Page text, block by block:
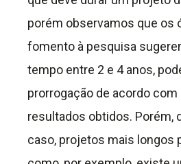
porém observamos que os
fomento à pesquisa
tempo entre 2 e 4 anos,
prorrogação de acordo
resultados obtidos. Porém,
caso, projetos mais longos